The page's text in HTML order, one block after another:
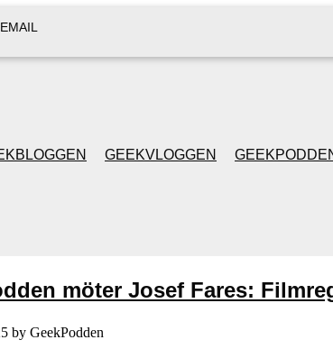
EMAIL
GEEKVLOGGEN
& FILIPH
möter Josef Fares:
by GeekPodden